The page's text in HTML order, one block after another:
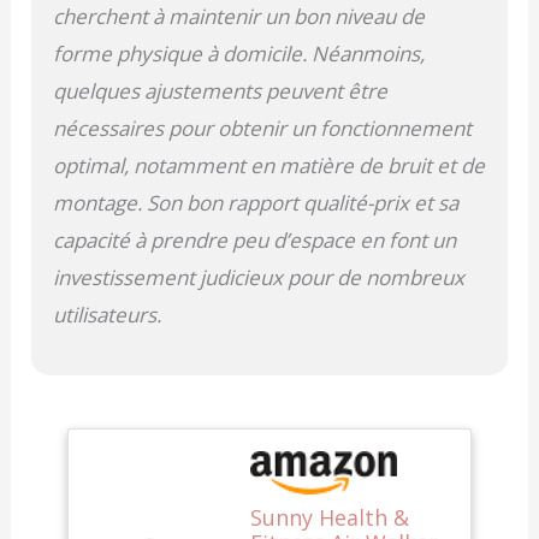
maintenez un
encombrement grâce au
design élégant et pliable
de l'elliptique. Cette
machine est conçue
pour un rangement
prendre une forme
compacte qui peut être
NUMÉRIQUE LCD】
interface conviviale est
conçue pour vous aider
à optimiser votre routine
cherchent à maintenir un bon niveau de
forme physique à domicile. Néanmoins,
quelques ajustements peuvent être
nécessaires pour obtenir un fonctionnement
optimal, notamment en matière de bruit et de
montage. Son bon rapport qualité-prix et sa
capacité à prendre peu d’espace en font un
investissement judicieux pour de nombreux
utilisateurs.
Sunny Health &